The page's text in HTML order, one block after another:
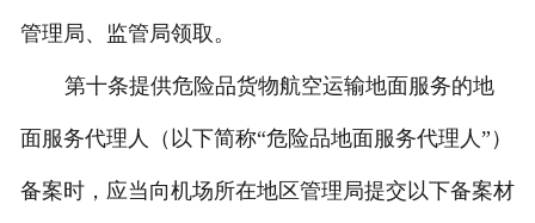
管理局、监管局领取。
第十条提供危险品货物航空运输地面服务的地
面服务代理人（以下简称“危险品地面服务代理人”）
备案时，应当向机场所在地区管理局提交以下备案材